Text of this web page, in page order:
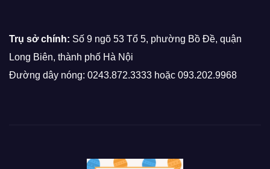
Trụ sở chính: Số 9 ngõ 53 Tổ 5, phường Bồ Đề, quận
Long Biên, thành phố Hà Nội
Đường dây nóng: 0243.872.3333 hoặc 093.202.9968